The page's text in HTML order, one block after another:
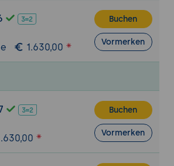
Bewertung der Architektur
und Qualitätssicherung
verschiedene Testarten
Integrationstests)
zur Durchführung
Qualitätssicherung
1.630,00
Buchen
Vormerken
Buchen
Vormerken